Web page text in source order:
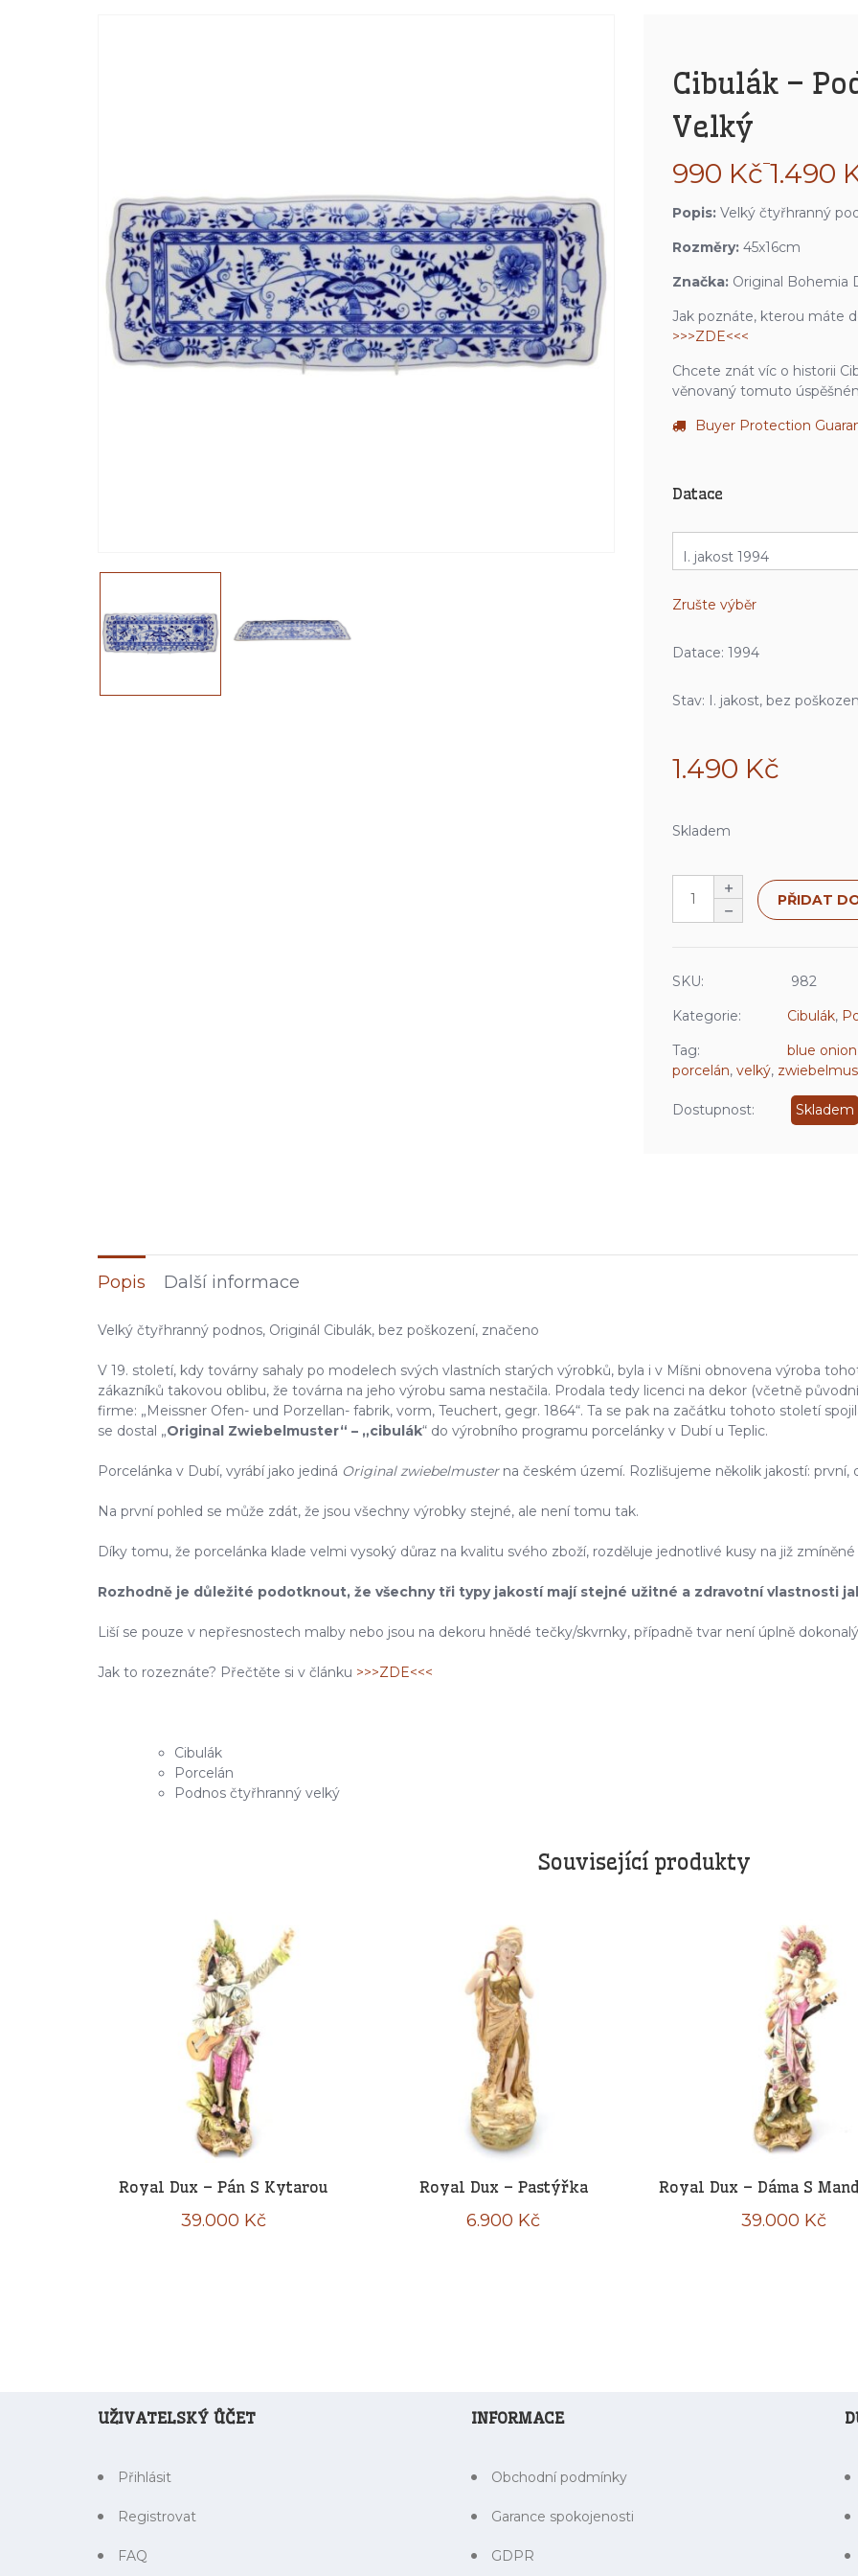
Cibulák –
Velký
990 Kč–1.490
Rozpětí
cen:
990 Kč
až
1.490 Kč
Popis: Velký čtyřhranný
Rozměry: 45x16cm
Značka: Original Bohemia
Jak poznáte, kterou máte
>>>ZDE<<<
Chcete znát víc o historii
věnovaný tomuto
Buyer Protection
Datace
Zrušte výběr
Datace: 1994
Stav: I. jakost, bez
1.490 Kč
Skladem
PŘIDAT
SKU:
982
Kategorie:
Cibulák,
Tag:
blue onion
porcelán, velký,
Dostupnost: Skladem
Popis Další informace
Velký čtyřhranný podnos, Originál Cibulák, bez poškození, značeno
V 19. století, kdy továrny sahaly po modelech svých vlastních starých výrobků, byla i v Míšni obnovena výroba
zákazníků takovou oblibu, že továrna na jeho výrobu sama nestačila. Prodala tedy licenci na dekor (včetně
firme: „Meissner Ofen- und Porzellan- fabrik, vorm, Teuchert, gegr. 1864“. Ta se pak na začátku tohoto století
se dostal „Original Zwiebelmuster“ – „cibulák“ do výrobního programu porcelánky v Dubí u Teplic.
Porcelánka v Dubí, vyrábí jako jediná Original zwiebelmusterna českém území. Rozlišujeme několik jakostí: první,
Na první pohled se může zdát, že jsou všechny výrobky stejné, ale není tomu tak.
Díky tomu, že porcelánka klade velmi vysoký důraz na kvalitu svého zboží, rozděluje jednotlivé kusy na již
Rozhodně je důležité podotknout, že všechny tři typy jakostí mají stejné užitné a zdravotní vlastnosti
Liší se pouze v nepřesnostech malby nebo jsou na dekoru hnědé tečky/skvrnky, případně tvar není úplně
Jak to rozeznáte? Přečtěte si v článku >>>ZDE<<<
Cibulák
Porcelán
Podnos čtyřhranný velký
Související produkty
Royal Dux – Pán S Kytarou
39.000 Kč
Royal Dux – Pastýřka
6.900 Kč
Royal Dux – Dáma S
39.000 Kč
UŽIVATELSKÝ ŮČET
Přihlásit
Registrovat
FAQ
INFORMACE
Obchodní podmínky
Garance spokojenosti
GDPR